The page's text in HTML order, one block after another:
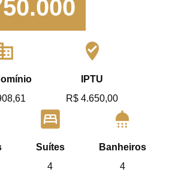
where_to_vote
IPTU
R$ 4.650,00
bedroom_parent
Suítes
4
shower
Banheiros
4